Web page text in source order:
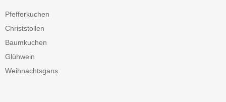
Pfefferkuchen
Christstollen
Baumkuchen
Glühwein
Weihnachtsgans